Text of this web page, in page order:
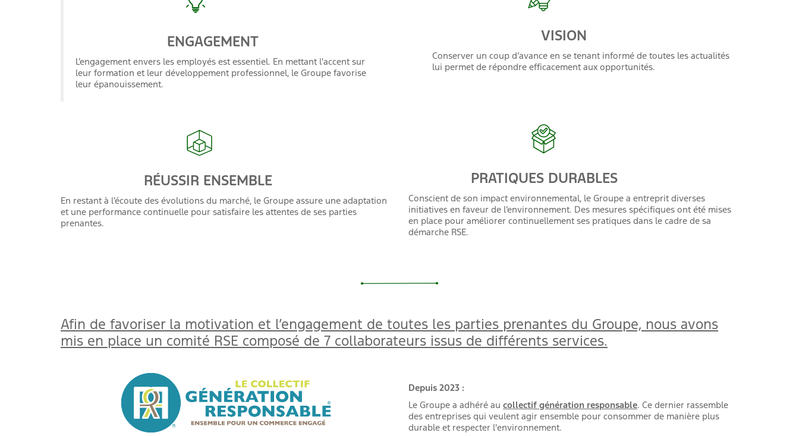
ENGAGEMENT
L’engagement envers les employés est essentiel. En mettant l'accent sur
leur formation et leur développement professionnel, le Groupe favorise
leur épanouissement.
VISION
Conserver un coup d’avance en se tenant informé de toutes les actualités
lui permet de répondre efficacement aux opportunités.
RÉUSSIR ENSEMBLE
En restant à l’écoute des évolutions du marché, le Groupe assure une adaptation
et une performance continuelle pour satisfaire les attentes de ses parties
prenantes.
PRATIQUES DURABLES
Conscient de son impact environnemental, le Groupe a entreprit diverses
initiatives en faveur de l’environnement. Des mesures spécifiques ont été mises
en place pour améliorer continuellement ses pratiques dans le cadre de sa
démarche RSE.
Afin de favoriser la motivation et l’engagement de toutes les parties prenantes du Groupe, nous avons
mis en place un comité RSE composé de 7 collaborateurs issus de différents services.
Depuis 2023 :
Le Groupe a adhéré au collectif génération responsable. Ce dernier rassemble
des entreprises qui veulent agir ensemble pour consommer de manière plus
durable et respecter l'environnement.